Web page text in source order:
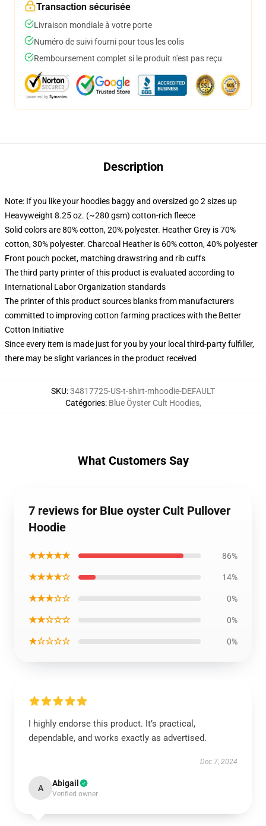
Transaction sécurisée
Livraison mondiale à votre porte
Numéro de suivi fourni pour tous les colis
Remboursement complet si le produit n'est pas reçu
Description
Note: If you like your hoodies baggy and oversized go 2 sizes up
Heavyweight 8.25 oz. (~280 gsm) cotton-rich fleece
Solid colors are 80% cotton, 20% polyester. Heather Grey is 70%
cotton, 30% polyester. Charcoal Heather is 60% cotton, 40% polyester
Front pouch pocket, matching drawstring and rib cuffs
The third party printer of this product is evaluated according to
International Labor Organization standards
The printer of this product sources blanks from manufacturers
committed to improving cotton farming practices with the Better
Cotton Initiative
Since every item is made just for you by your local third-party fulfiller,
there may be slight variances in the product received
SKU:34817725-US-t-shirt-mhoodie-DEFAULT
Catégories: Blue Öyster Cult Hoodies,
What Customers Say
7 reviews for Blue oyster Cult Pullover
Hoodie
★★★★★ 86%
★★★★☆ 14%
★★★☆☆ 0%
★★☆☆☆ 0%
★☆☆☆☆ 0%
I highly endorse this product. It’s practical,
dependable, and works exactly as advertised.
Dec 7, 2024
A Abigail
Verified owner